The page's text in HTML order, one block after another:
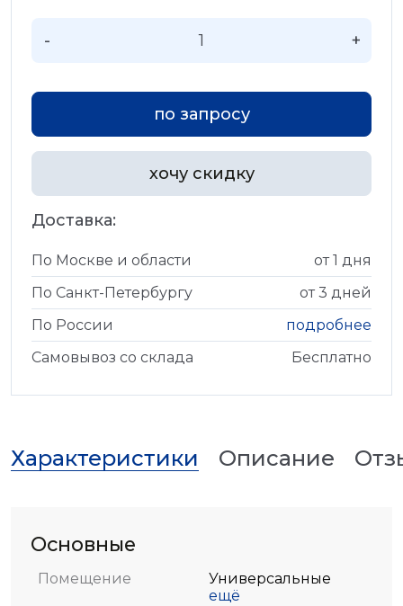
- +
по запросу
хочу скидку
Доставка:
По Москве и области
от 1 дня
По Санкт-Петербургу
от 3 дней
По России
подробнее
Самовывоз со склада
Бесплатно
Характеристики Описание
Основные
Помещение
Универсальные
ещё